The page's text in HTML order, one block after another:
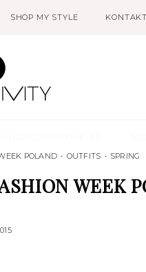
SHOP MY STYLE KONTAKT
POLAND • OUTFITS • SPRING
WEEK